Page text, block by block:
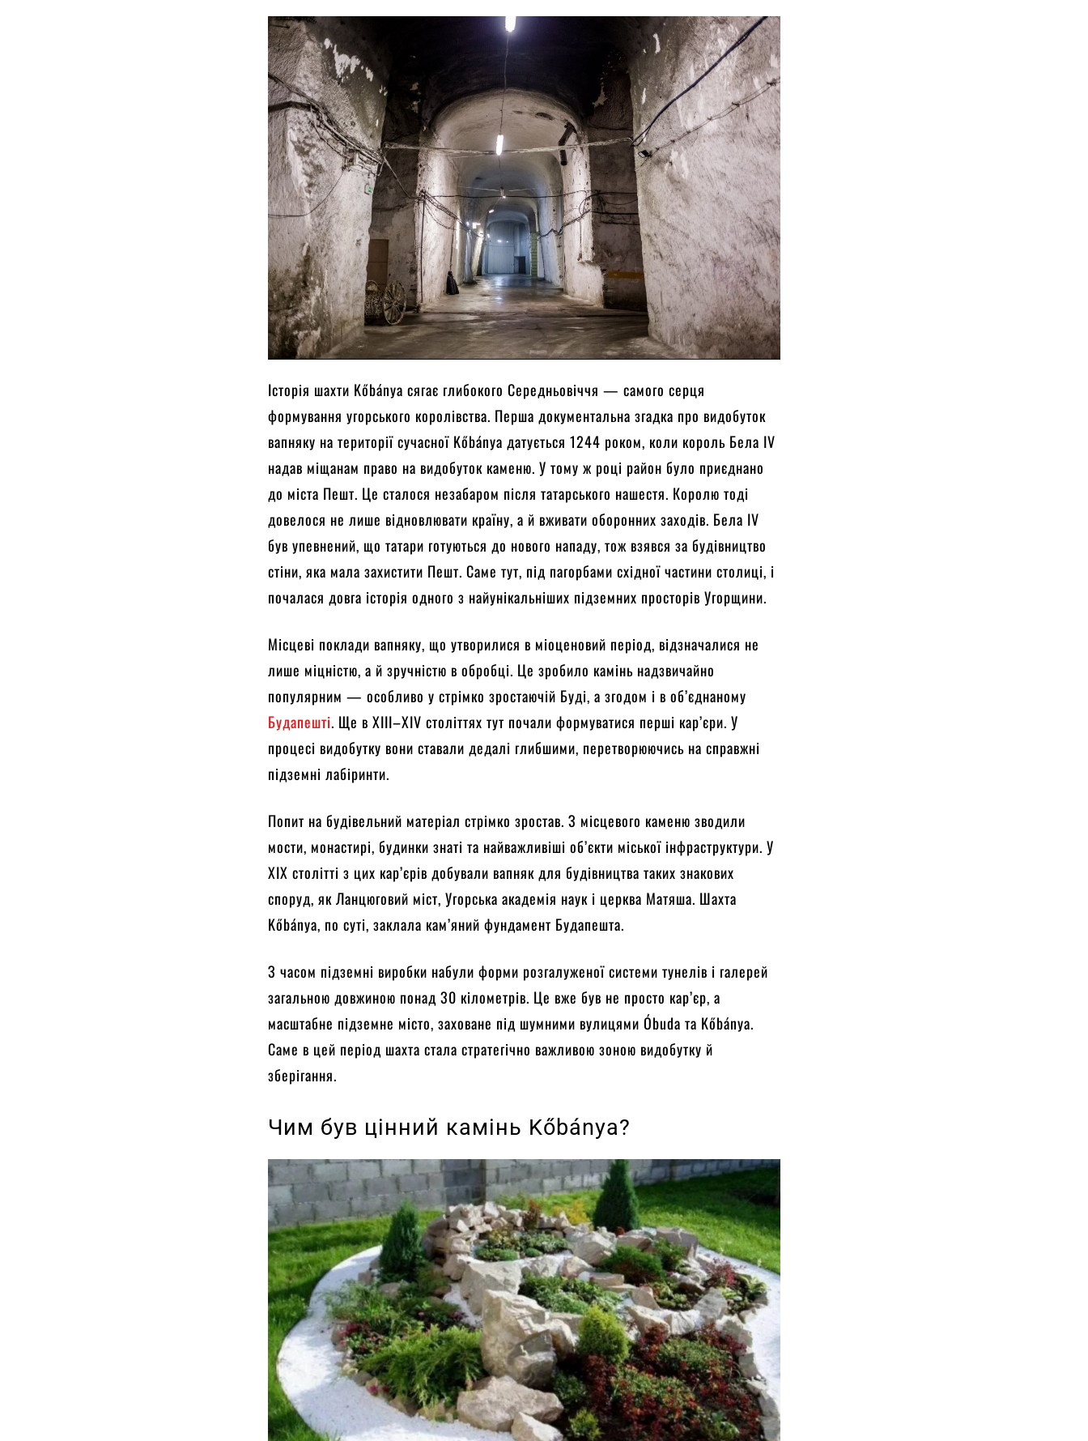
Історія шахти Kőbánya сягає глибокого Середньовіччя — самого серця
формування угорського королівства. Перша документальна згадка про видобуток
вапняку на території сучасної Kőbánya датується 1244 роком, коли король Бела IV
надав міщанам право на видобуток каменю. У тому ж році район було приєднано
до міста Пешт. Це сталося незабаром після татарського нашестя. Королю тоді
довелося не лише відновлювати країну, а й вживати оборонних заходів. Бела IV
був упевнений, що татари готуються до нового нападу, тож взявся за будівництво
стіни, яка мала захистити Пешт. Саме тут, під пагорбами східної частини столиці, і
почалася довга історія одного з найунікальніших підземних просторів Угорщини.
Місцеві поклади вапняку, що утворилися в міоценовий період, відзначалися не
лише міцністю, а й зручністю в обробці. Це зробило камінь надзвичайно
популярним — особливо у стрімко зростаючій Буді, а згодом і в об’єднаному
Будапешті. Ще в XIII–XIV століттях тут почали формуватися перші кар’єри. У
процесі видобутку вони ставали дедалі глибшими, перетворюючись на справжні
підземні лабіринти.
Попит на будівельний матеріал стрімко зростав. З місцевого каменю зводили
мости, монастирі, будинки знаті та найважливіші об’єкти міської інфраструктури. У
XIX столітті з цих кар’єрів добували вапняк для будівництва таких знакових
споруд, як Ланцюговий міст, Угорська академія наук і церква Матяша. Шахта
Kőbánya, по суті, заклала кам’яний фундамент Будапешта.
З часом підземні виробки набули форми розгалуженої системи тунелів і галерей
загальною довжиною понад 30 кілометрів. Це вже був не просто кар’єр, а
масштабне підземне місто, заховане під шумними вулицями Óbuda та Kőbánya.
Саме в цей період шахта стала стратегічно важливою зоною видобутку й
зберігання.
Чим був цінний камінь Kőbánya?